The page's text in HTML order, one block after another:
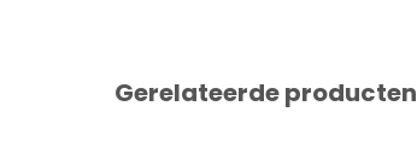
Gerelateerde producten